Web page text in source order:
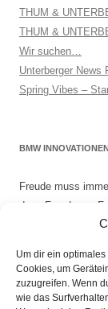
Um dir ein
Cookies, um
zuzugreifen. Wenn
wie das
THUM &
THUM &
Wir suchen…
Unterberger News
Spring Vibes –
BMW
Freude muss
dass Freude am
ist es nicht nur
kleinen